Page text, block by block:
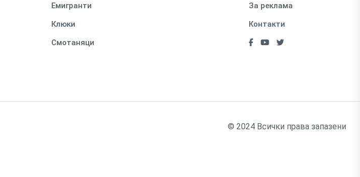
Емигранти
Клюки
Смотаняци
За реклама
Контакти
© 2024 Всички права запазени